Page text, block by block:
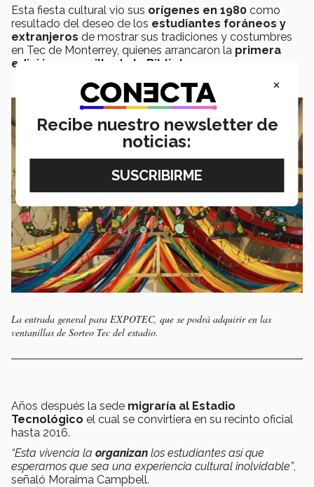
Esta fiesta cultural vio sus orígenes en 1980 como
resultado del deseo de los estudiantes foráneos y
extranjeros de mostrar sus tradiciones y costumbres
en Tec de Monterrey, quienes arrancaron la primera
edición un pasillo de la Biblioteca
La entrada general para EXPOTEC, que se podrá adquirir en las
ventanillas de Sorteo Tec del estadio.
Años después la sede migraría al Estadio
Tecnológico el cual se convirtiera en su recinto oficial
hasta 2016.
“Esta vivencia la organizan los estudiantes así que
esperamos que sea una experiencia cultural inolvidable”,
señaló Moraima Campbell.
×
Recibe nuestro newsletter de
noticias: